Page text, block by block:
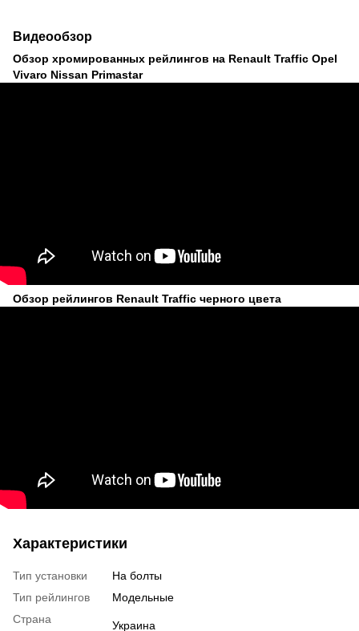
Видеообзор
Обзор хромированных рейлингов на Renault Traffic Opel
Vivaro Nissan Primastar
Обзор рейлингов Renault Traffic черного цвета
Характеристики
Тип установки
На болты
Тип рейлингов
Модельные
Страна
Украина